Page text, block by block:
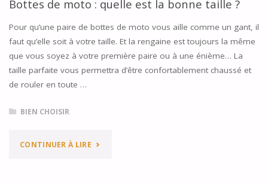
?"
Bottes de moto : quelle est la bonne taille ?
Pour qu’une paire de bottes de moto vous aille comme un gant, il
faut qu’elle soit à votre taille. Et la rengaine est toujours la même
que vous soyez à votre première paire ou à une énième… La
taille parfaite vous permettra d’être confortablement chaussé et
de rouler en toute …
BIEN CHOISIR
CONTINUER À LIRE"BOTTES